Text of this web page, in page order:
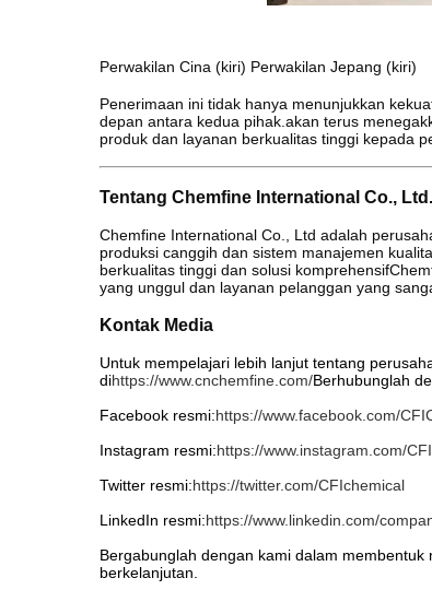
Perwakilan Cina (kiri) Perwakilan Jepang (kiri)
Penerimaan ini tidak hanya menunjukkan
depan antara kedua pihak.akan terus
produk dan layanan berkualitas tinggi kepada
Tentang Chemfine International Co., Ltd.
Chemfine International Co., Ltd adalah
produksi canggih dan sistem manajemen
berkualitas tinggi dan solusi
yang unggul dan layanan pelanggan yang
Kontak Media
Untuk mempelajari lebih lanjut tentang
dihttps://www.cnchemfine.com/Berhubunglah
Facebook resmi:https://www.facebook.com/
Instagram resmi:https://www.instagram.com/
Twitter resmi:https://twitter.com/CFIchemical
LinkedIn resmi:https://www.linkedin.com/
Bergabunglah dengan kami dalam
berkelanjutan.